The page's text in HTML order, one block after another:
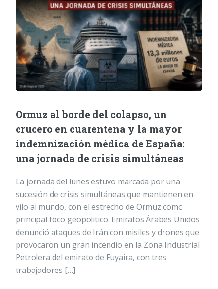
Ormuz al borde del colapso, un
crucero en cuarentena y la mayor
indemnización médica de España:
una jornada de crisis simultáneas
La jornada del lunes estuvo marcada por una
sucesión de crisis simultáneas que mantienen en
vilo al mundo, con el estrecho de Ormuz como
principal foco geopolítico. Emiratos Árabes Unidos
denunció ataques de Irán con misiles y drones que
provocaron un gran incendio en la Zona Industrial
Petrolera del emirato de Fuyaira, con tres
trabajadores […]